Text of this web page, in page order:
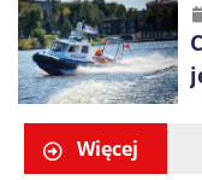
Więcej